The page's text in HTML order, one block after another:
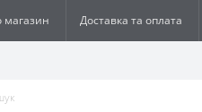
магазин Доставка та оплата